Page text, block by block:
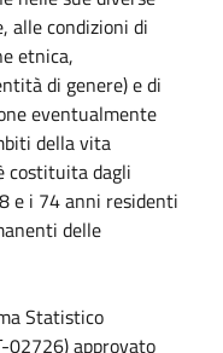
alle condizioni di
etnica,
di genere) e di
eventualmente
della vita
costituita dagli
e i 74 anni residenti
delle
Statistico
02726) approvato